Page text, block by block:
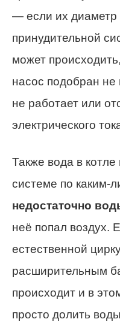
— если их диаметр
принудительной
может
насос подобран не
не работает или
электрического
Также вода в
системе по каким-
недостаточно
неё попал воздух.
естественной
расширительным
происходит и в
просто долить